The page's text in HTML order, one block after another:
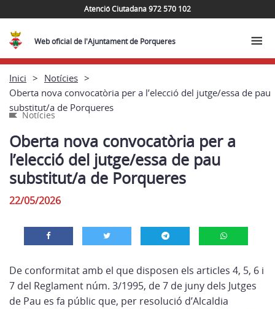
Atenció Ciutadana 972 570 102
Web oficial de l'Ajuntament de Porqueres
Inici
Notícies
Oberta nova convocatòria per a l’elecció del jutge/essa de pau
substitut/a de Porqueres
Notícies
Oberta nova convocatòria per a
l’elecció del jutge/essa de pau
substitut/a de Porqueres
22/05/2026
De conformitat amb el que disposen els articles 4, 5, 6 i
7 del Reglament núm. 3/1995, de 7 de juny dels Jutges
de Pau es fa públic que, per resolució d’Alcaldia